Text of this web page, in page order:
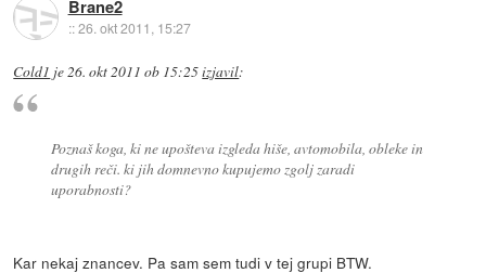
Brane2
::26. okt 2011, 15:27
Cold1 je26. okt 2011 ob 15:25izjavil:
Poznaš koga, kine upoštevaizgleda hiše, avtomobila, obleke in
drugih reči. ki jihdomnevnokupujemozgolj zaradi
uporabnosti?
Kar nekaj znancev. Pa sam sem tudi v tej grupi BTW.